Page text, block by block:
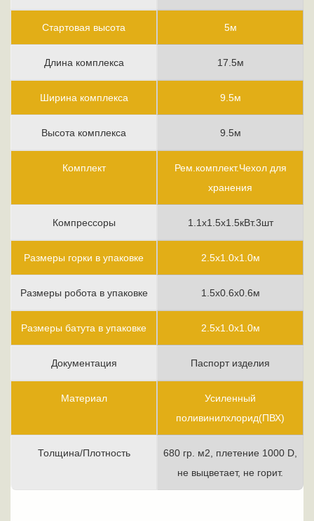
Стартовая высота
Длина комплекса
Ширина комплекса
Высота комплекса
Комплект
Компрессоры
Размеры горки в упаковке
Размеры робота в упаковке
Размеры батута в упаковке
Документация
Материал
Толщина/Плотность
5м
17.5м
9.5м
9.5м
Рем.комплект.Чехол для
хранения
1.1х1.5х1.5кВт.3шт
2.5х1.0х1.0м
1.5х0.6х0.6м
2.5х1.0х1.0м
Паспорт изделия
Усиленный
поливинилхлорид(ПВХ)
680 гр. м2, плетение 1000 D,
не выцветает, не горит.